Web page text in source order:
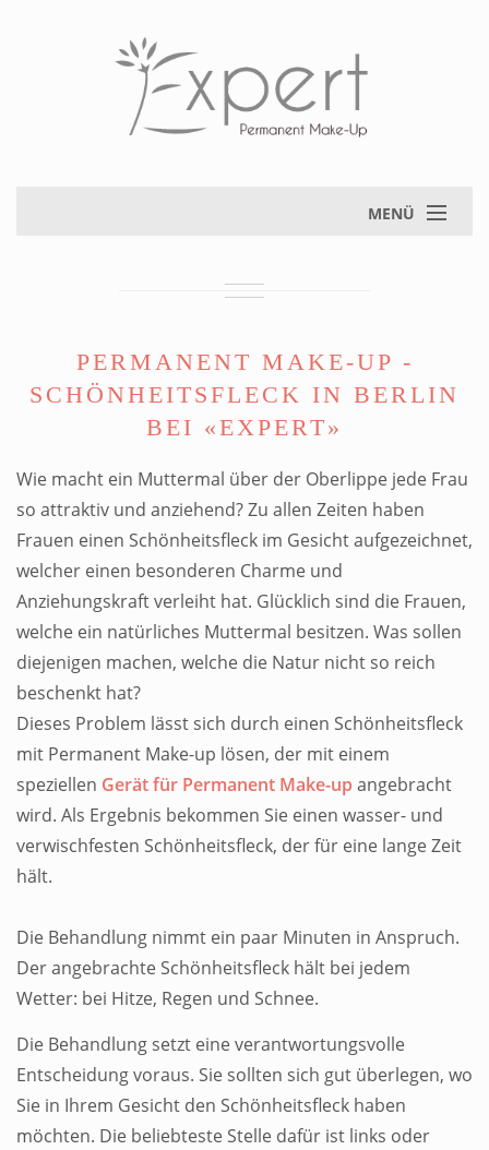
MENÜ
PERMANENT MAKE-UP -
SCHÖNHEITSFLECK IN BERLIN
BEI «EXPERT»
Wie macht ein Muttermal über der Oberlippe jede Frau
so attraktiv und anziehend? Zu allen Zeiten haben
Frauen einen Schönheitsfleck im Gesicht aufgezeichnet,
welcher einen besonderen Charme und
Anziehungskraft verleiht hat. Glücklich sind die Frauen,
welche ein natürliches Muttermal besitzen. Was sollen
diejenigen machen, welche die Natur nicht so reich
beschenkt hat?
Dieses Problem lässt sich durch einen Schönheitsfleck
mit Permanent Make-up lösen, der mit einem
speziellen Gerät für Permanent Make-up angebracht
wird. Als Ergebnis bekommen Sie einen wasser- und
verwischfesten Schönheitsfleck, der für eine lange Zeit
hält.
Die Behandlung nimmt ein paar Minuten in Anspruch.
Der angebrachte Schönheitsfleck hält bei jedem
Wetter: bei Hitze, Regen und Schnee.
Die Behandlung setzt eine verantwortungsvolle
Entscheidung voraus. Sie sollten sich gut überlegen, wo
Sie in Ihrem Gesicht den Schönheitsfleck haben
möchten. Die beliebteste Stelle dafür ist links oder